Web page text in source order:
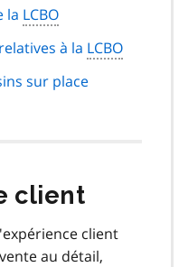
la LCBO
à la LCBO
sur place
client
client
au détail,